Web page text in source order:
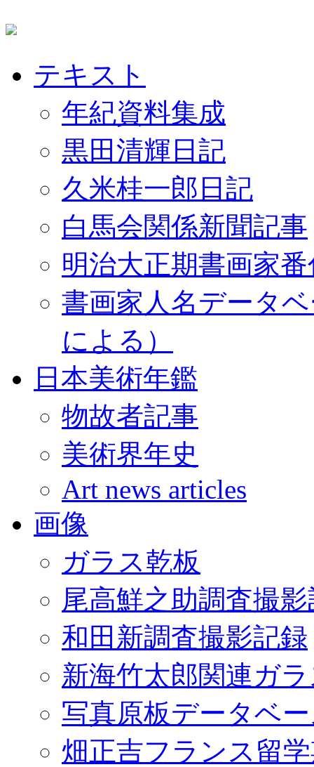
テキスト
年紀資料集成
黒田清輝日記
久米桂一郎日記
白馬会関係新聞記事
明治大正期書画家
書画家人名データ
による）
日本美術年鑑
物故者記事
美術界年史
Art news articles
画像
ガラス乾板
尾高鮮之助調査撮
和田新調査撮影記録
新海竹太郎関連ガ
写真原板データベ
畑正吉フランス留